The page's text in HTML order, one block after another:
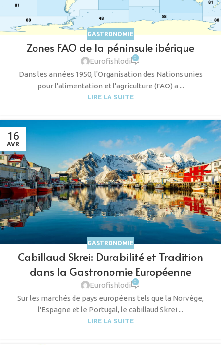
GASTRONOMIE
Zones FAO de la péninsule ibérique
Eurofishlodi 0
Dans les années 1950, l'Organisation des Nations unies
pour l'alimentation et l'agriculture (FAO) a ...
LIRE LA SUITE
16
AVR
GASTRONOMIE
Cabillaud Skrei: Durabilité et Tradition
dans la Gastronomie Européenne
Eurofishlodi 0
Sur les marchés de pays européens tels que la Norvège,
l'Espagne et le Portugal, le cabillaud Skrei ...
LIRE LA SUITE